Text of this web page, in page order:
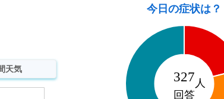
天気
今日の症状は？